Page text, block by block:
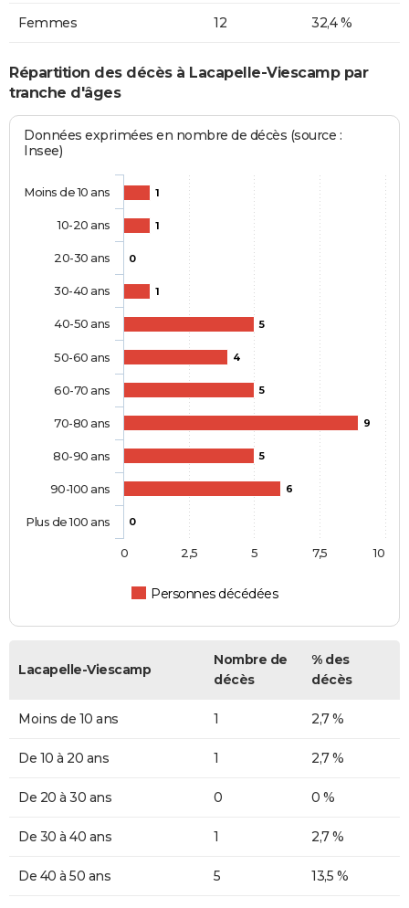
Femmes 12 32,4 %
Répartition des décès à Lacapelle-Viescamp par
tranche d'âges
Données exprimées en nombre de décès (source :
Insee)
1
1
0
1
5
4
5
9
5
6
0
Personnes décédées
Moins de 10 ans
10-20 ans
20-30 ans
30-40 ans
40-50 ans
50-60 ans
60-70 ans
70-80 ans
80-90 ans
90-100 ans
Plus de 100 ans
0 10
2,5 5 7,5
Lacapelle-Viescamp
Nombre de
décès
% des
décès
Moins de 10 ans 1 2,7 %
De 10 à 20 ans 1 2,7 %
De 20 à 30 ans 0 0 %
De 30 à 40 ans 1 2,7 %
De 40 à 50 ans 5 13,5 %